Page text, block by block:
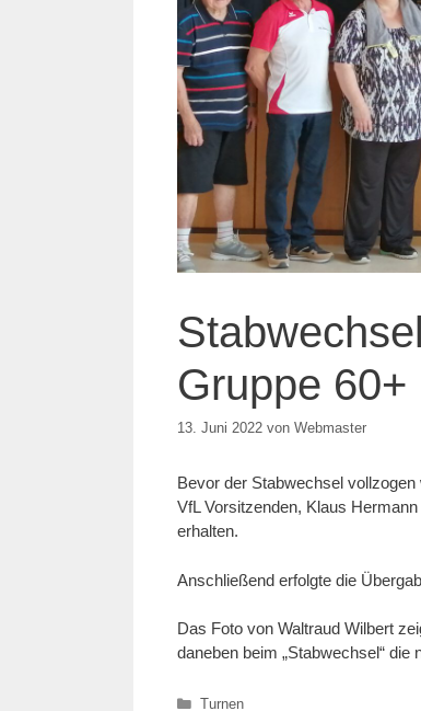
Gruppe 60+
13. Juni 2022 von Webmaster
Bevor der Stabwechsel
VfL Vorsitzenden, Klaus
erhalten.
Anschließend erfolgte die
Das Foto von Waltraud Wilbert
daneben beim „Stabwechsel“
Kategorien
Turnen